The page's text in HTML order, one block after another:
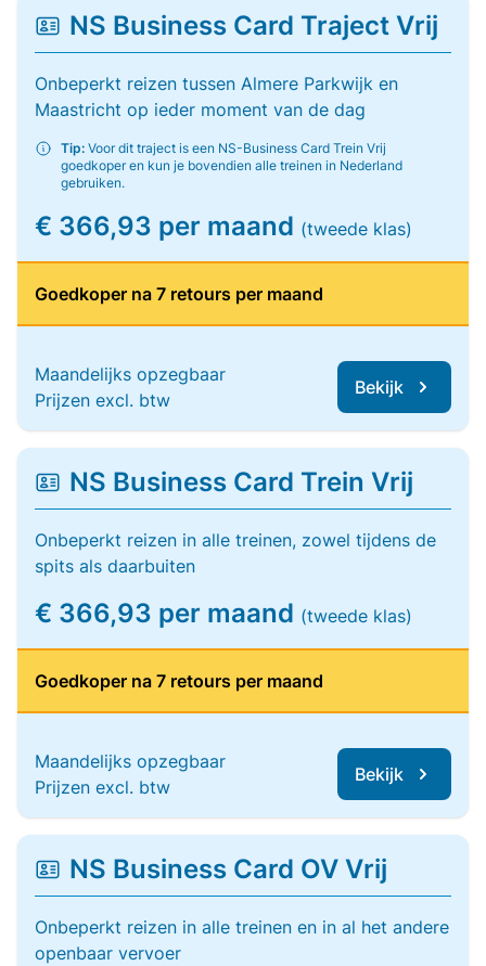
NS Business Card Traject Vrij
Onbeperkt reizen tussen Almere Parkwijk en
Maastricht op ieder moment van de dag
Tip: Voor dit traject is een NS-Business Card Trein Vrij
goedkoper en kun je bovendien alle treinen in Nederland
gebruiken.
€ 366,93 per maand (tweede klas)
Goedkoper na 7 retours per maand
Maandelijks opzegbaar
Prijzen excl. btw
Bekijk
NS Business Card Trein Vrij
Onbeperkt reizen in alle treinen, zowel tijdens de
spits als daarbuiten
€ 366,93 per maand (tweede klas)
Goedkoper na 7 retours per maand
Maandelijks opzegbaar
Prijzen excl. btw
Bekijk
NS Business Card OV Vrij
Onbeperkt reizen in alle treinen en in al het andere
openbaar vervoer